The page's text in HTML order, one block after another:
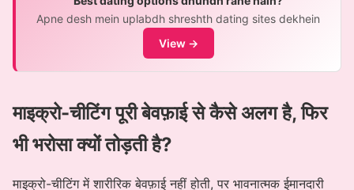
Apne desh mein uplabdh shreshth dating sites dekhein
View →
माइक्रो-चीटिंग पूरी बेवफ़ाई से कैसे अलग है, फिर
भी भरोसा क्यों तोड़ती है?
माइक्रो-चीटिंग में शारीरिक बेवफ़ाई नहीं होती, पर भावनात्मक ईमानदारी